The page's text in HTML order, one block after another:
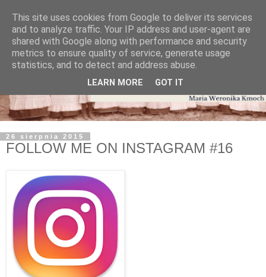
26 sierpnia 2015
FOLLOW ME ON INSTAGRAM #16
This site uses cookies from Google to deliver its services
and to analyze traffic. Your IP address and user-agent are
shared with Google along with performance and security
metrics to ensure quality of service, generate usage
statistics, and to detect and address abuse.
LEARN MORE GOT IT